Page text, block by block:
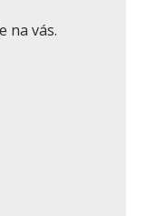
na vás.